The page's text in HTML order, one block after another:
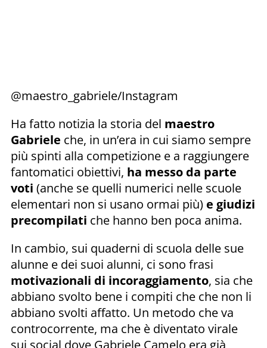
@maestro_gabriele/Instagram
Ha fatto notizia la storia del maestro
Gabriele che, in un’era in cui siamo sempre
più spinti alla competizione e a raggiungere
fantomatici obiettivi, ha messo da parte
voti (anche se quelli numerici nelle scuole
elementari non si usano ormai più) e giudizi
precompilati che hanno ben poca anima.
In cambio, sui quaderni di scuola delle sue
alunne e dei suoi alunni, ci sono frasi
motivazionali di incoraggiamento, sia che
abbiano svolto bene i compiti che che non li
abbiano svolti affatto. Un metodo che va
controcorrente, ma che è diventato virale
sui social dove Gabriele Camelo era già